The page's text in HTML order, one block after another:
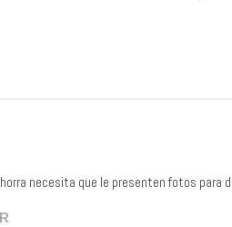
necesita que le presenten fotos para